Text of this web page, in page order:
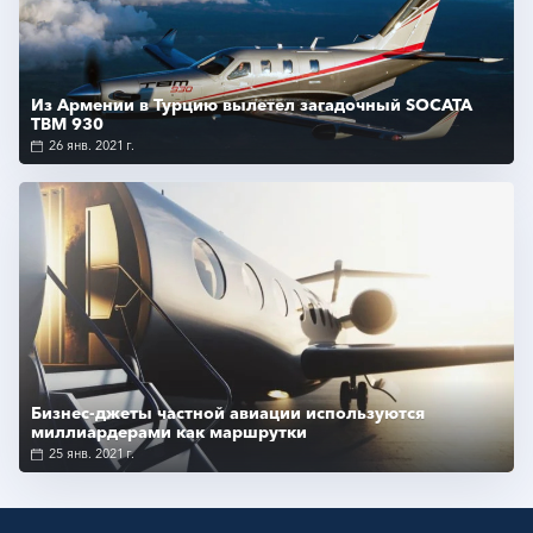
Из Армении в Турцию вылетел загадочный SOCATA
TBM 930
26 янв. 2021 г.
Подробнее
Бизнес-джеты частной авиации используются
миллиардерами как маршрутки
25 янв. 2021 г.